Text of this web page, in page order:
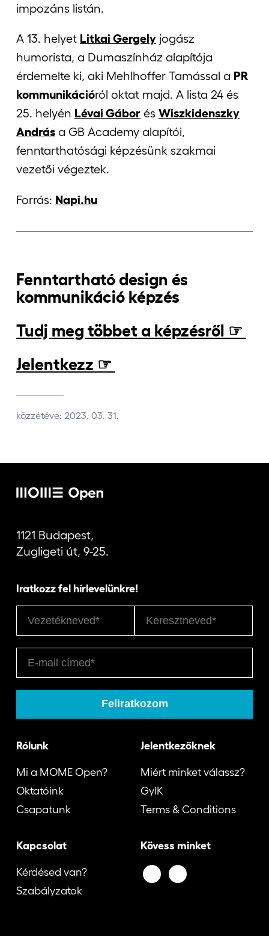
impozáns listán.
A 13. helyet Litkai Gergely jogász
humorista, a Dumaszínház alapítója
érdemelte ki, aki Mehlhoffer Tamással a PR
kommunikációról oktat majd. A lista 24 és
25. helyén Lévai Gábor és Wiszkidenszky
András a GB Academy alapítói,
fenntarthatósági képzésünk szakmai
vezetői végeztek.
Forrás: Napi.hu
Fenntartható design és
kommunikáció képzés
Tudj meg többet a képzésről ☞
Jelentkezz ☞
közzétéve: 2023. 03. 31.
1121 Budapest,
Zugligeti út, 9-25.
Iratkozz fel hírlevelünkre!
Rólunk
Mi a MOME Open?
Oktatóink
Csapatunk
Jelentkezőknek
Miért minket válassz?
GyIK
Terms & Conditions
Kapcsolat
Kérdésed van?
Szabályzatok
Kövess minket